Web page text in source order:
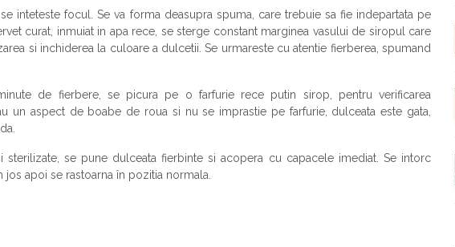
inteteste focul. Se va forma deasupra spuma, care trebuie sa fie indepartata pe
curat, inmuiat in apa rece, se sterge constant marginea vasului de siropul care
si inchiderea la culoare a dulcetii. Se urmareste cu atentie fierberea, spumand
de fierbere, se picura pe o farfurie rece putin sirop, pentru verificarea
un aspect de boabe de roua si nu se imprastie pe farfurie, dulceata este gata,
sterilizate, se pune dulceata fierbinte si acopera cu capacele imediat. Se intorc
apoi se rastoarna în pozitia normala.